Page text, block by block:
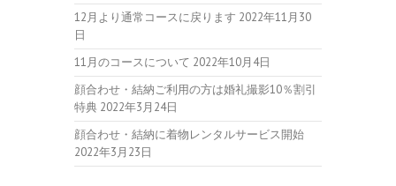
12月より通常コースに戻ります 2022年11月30
日
11月のコースについて 2022年10月4日
顔合わせ・結納ご利用の方は婚礼撮影10％割引
特典 2022年3月24日
顔合わせ・結納に着物レンタルサービス開始
2022年3月23日